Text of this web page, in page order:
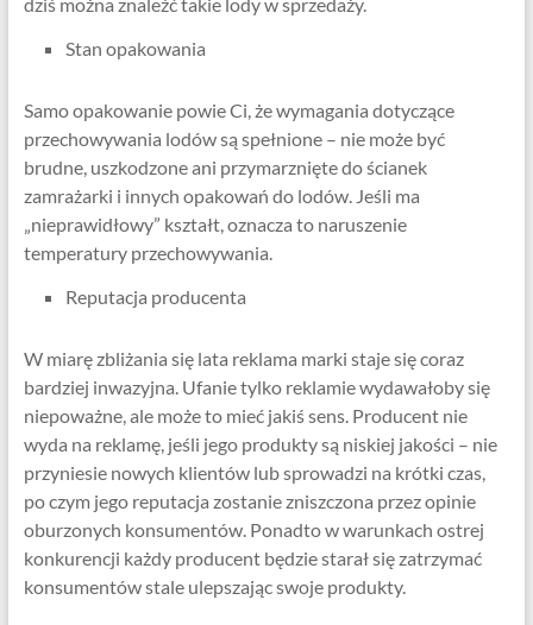
dziś można znaleźć takie lody w sprzedaży.
Stan opakowania
Samo opakowanie powie Ci, że wymagania dotyczące
przechowywania lodów są spełnione – nie może być
brudne, uszkodzone ani przymarznięte do ścianek
zamrażarki i innych opakowań do lodów. Jeśli ma
„nieprawidłowy” kształt, oznacza to naruszenie
temperatury przechowywania.
Reputacja producenta
W miarę zbliżania się lata reklama marki staje się coraz
bardziej inwazyjna. Ufanie tylko reklamie wydawałoby się
niepoważne, ale może to mieć jakiś sens. Producent nie
wyda na reklamę, jeśli jego produkty są niskiej jakości – nie
przyniesie nowych klientów lub sprowadzi na krótki czas,
po czym jego reputacja zostanie zniszczona przez opinie
oburzonych konsumentów. Ponadto w warunkach ostrej
konkurencji każdy producent będzie starał się zatrzymać
konsumentów stale ulepszając swoje produkty.